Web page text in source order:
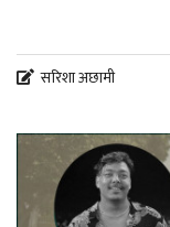
सरिशा अछामी